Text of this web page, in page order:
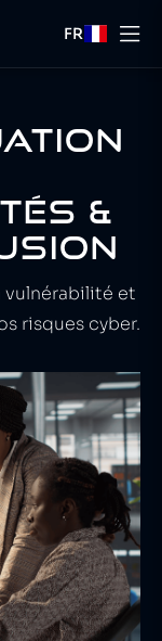
FR
&
vulnérabilité et
risques cyber.